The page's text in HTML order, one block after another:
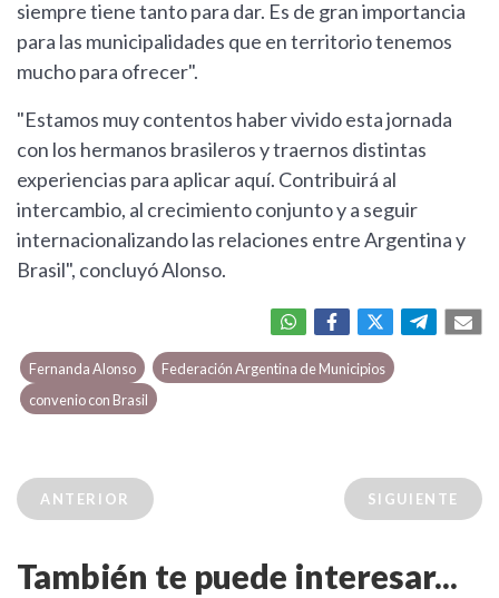
siempre tiene tanto para dar. Es de gran importancia
para las municipalidades que en territorio tenemos
mucho para ofrecer".
"Estamos muy contentos haber vivido esta jornada
con los hermanos brasileros y traernos distintas
experiencias para aplicar aquí. Contribuirá al
intercambio, al crecimiento conjunto y a seguir
internacionalizando las relaciones entre Argentina y
Brasil", concluyó Alonso.
Fernanda Alonso
Federación Argentina de Municipios
convenio con Brasil
ANTERIOR SIGUIENTE
También te puede interesar...